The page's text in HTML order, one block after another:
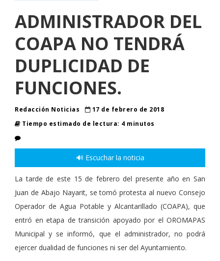
ADMINISTRADOR DEL
COAPA NO TENDRÁ
DUPLICIDAD DE
FUNCIONES.
Redacción Noticias
17 de febrero de 2018
Tiempo estimado de lectura: 4 minutos
🔊 Escuchar la noticia
La tarde de este 15 de febrero del presente año en San
Juan de Abajo Nayarit, se tomó protesta al nuevo Consejo
Operador de Agua Potable y Alcantarillado (COAPA), que
entró en etapa de transición apoyado por el OROMAPAS
Municipal y se informó, que el administrador, no podrá
ejercer dualidad de funciones ni ser del Ayuntamiento.